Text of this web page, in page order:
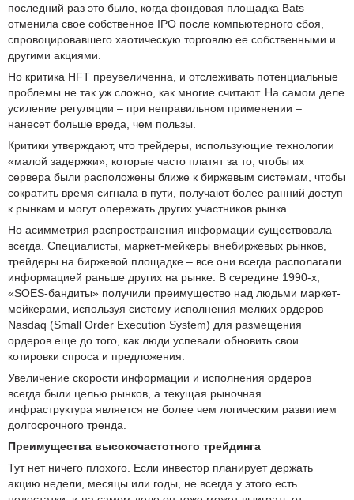
последний раз это было, когда фондовая площадка Bats
отменила свое собственное IPO после компьютерного сбоя,
спровоцировавшего хаотическую торговлю ее собственными и
другими акциями.
Но критика HFT преувеличенна, и отслеживать потенциальные
проблемы не так уж сложно, как многие считают. На самом деле
усиление регуляции – при неправильном применении –
нанесет больше вреда, чем пользы.
Критики утверждают, что трейдеры, использующие технологии
«малой задержки», которые часто платят за то, чтобы их
сервера были расположены ближе к биржевым системам, чтобы
сократить время сигнала в пути, получают более ранний доступ
к рынкам и могут опережать других участников рынка.
Но асимметрия распространения информации существовала
всегда. Специалисты, маркет-мейкеры внебиржевых рынков,
трейдеры на биржевой площадке – все они всегда располагали
информацией раньше других на рынке. В середине 1990-х,
«SOES-бандиты» получили преимущество над людьми маркет-
мейкерами, используя систему исполнения мелких ордеров
Nasdaq (Small Order Execution System) для размещения
ордеров еще до того, как люди успевали обновить свои
котировки спроса и предложения.
Увеличение скорости информации и исполнения ордеров
всегда были целью рынков, а текущая рыночная
инфраструктура является не более чем логическим развитием
долгосрочного тренда.
Преимущества высокочастотного трейдинга
Тут нет ничего плохого. Если инвестор планирует держать
акцию недели, месяцы или годы, не всегда у этого есть